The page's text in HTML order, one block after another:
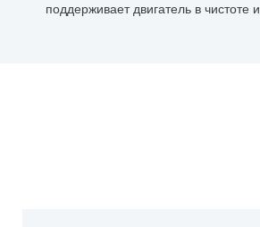
поддерживает двигатель в